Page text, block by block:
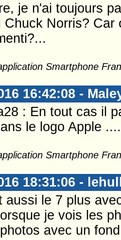
je n'ai toujours
Chuck Norris? Car
Smartphone
16:42:08 -
: En tout cas il
le logo Apple ....
Smartphone
18:31:06 -
aussi le 7 plus
je vois les
avec un